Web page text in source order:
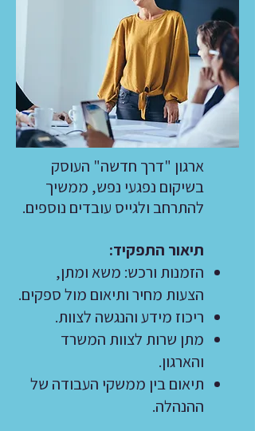
ארגון "דרך חדשה" העוסק
בשיקום נפגעי נפש, ממשיך
להתרחב ולגייס עובדים נוספים.
תיאור התפקיד:
הזמנות ורכש: משא ומתן,
הצעות מחיר ותיאום מול ספקים.
ריכוז מידע והנגשה לצוות.
מתן שרות לצוות המשרד
והארגון.
תיאום בין ממשקי העבודה של
ההנהלה.